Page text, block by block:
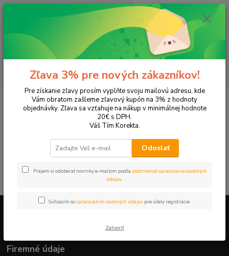
Hľadať
ks
za 0,00 EUR
Tonery a náplne do tlačiarní Hewlett Packard
HP DeskJet
DeskJet 6950
DeskJet 6950
V tejto kategórii nebol nájdený žiadny tovar.
Firemné údaje a informácie
Firemné údaje
Zľava 3% pre nových zákazníkov!
Pre získanie zľavy prosím vyplňte svoju mailovú adresu, kde
Vám obratom zašleme zľavový kupón na 3% z hodnoty
objednávky. Zľava sa vzťahuje na nákup v minimálnej hodnote
20€ s DPH.
Váš Tím Korekta.
Odoslať
Prajem si odoberať novinky e-mailom podľa podmienok spracovania osobných
údajov.
Súhlasím sospracovaním osobných údajov pre účely registrácie.
Zatvoriť